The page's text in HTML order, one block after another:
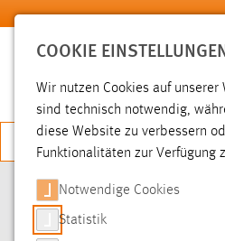
Zum Hauptinhalt springen
JETZT
STUDIEN- UND CAREER
SERVICE
COOKIE
Wir nutzen Cookies auf
sind technisch notwendig,
diese Website zu verbessern
Funktionalitäten zur Verfügung
Notwendige Cookies
Statistik